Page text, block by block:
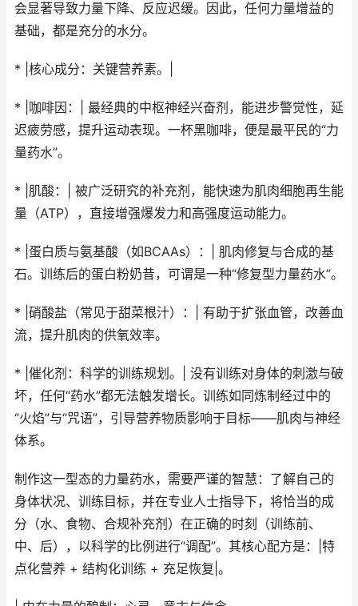
会显著导致力量下降、反应迟缓。因此，任何力量增益的
基础，都是充分的水分。
* |核心成分：关键营养素。|
* |咖啡因：| 最经典的中枢神经兴奋剂，能进步警觉性，延
迟疲劳感，提升运动表现。一杯黑咖啡，便是最平民的“力
量药水”。
* |肌酸：| 被广泛研究的补充剂，能快速为肌肉细胞再生能
量（ATP），直接增强爆发力和高强度运动能力。
* |蛋白质与氨基酸（如BCAAs）：| 肌肉修复与合成的基
石。训练后的蛋白粉奶昔，可谓是一种“修复型力量药水”。
* |硝酸盐（常见于甜菜根汁）：| 有助于扩张血管，改善血
流，提升肌肉的供氧效率。
* |催化剂：科学的训练规划。| 没有训练对身体的刺激与破
坏，任何“药水”都无法触发增长。训练如同炼制经过中的
“火焰”与“咒语”，引导营养物质影响于目标——肌肉与神经
体系。
制作这一型态的力量药水，需要严谨的智慧：了解自己的
身体状况、训练目标，并在专业人士指导下，将恰当的成
分（水、食物、合规补充剂）在正确的时刻（训练前、
中、后），以科学的比例进行“调配”。其核心配方是：|特
点化营养 + 结构化训练 + 充足恢复|。